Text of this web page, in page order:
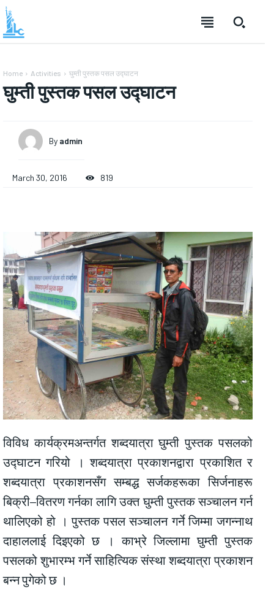
Home Activities घुम्ती पुस्तक पसल उद्घाटन
घुम्ती पुस्तक पसल उद्घाटन
By admin
March 30, 2016 819
विविध कार्यक्रमअन्तर्गत शब्दयात्रा घुम्ती पुस्तक पसलको
उद्घाटन गरियो । शब्दयात्रा प्रकाशनद्वारा प्रकाशित र
शब्दयात्रा प्रकाशनसँग सम्बद्ध सर्जकहरूका सिर्जनाहरू
बिक्री–वितरण गर्नका लागि उक्त घुम्ती पुस्तक सञ्चालन गर्न
थालिएको हो । पुस्तक पसल सञ्चालन गर्ने जिम्मा जगन्नाथ
दाहाललाई दिइएको छ । काभ्रे जिल्लामा घुम्ती पुस्तक
पसलको शुभारम्भ गर्ने साहित्यिक संस्था शब्दयात्रा प्रकाशन
बन्न पुगेको छ ।